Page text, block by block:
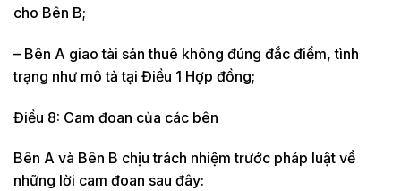
cho Bên B;
– Bên A giao tài sản thuê không đúng đắc điểm, tình
trạng như mô tả tại Điều 1 Hợp đồng;
Điều 8: Cam đoan của các bên
Bên A và Bên B chịu trách nhiệm trước pháp luật về
những lời cam đoan sau đây: